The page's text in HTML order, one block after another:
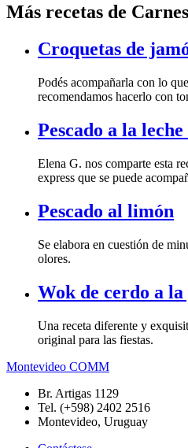
Más recetas de Carnes
Croquetas de
Podés acompañarla con lo
recomendamos hacerlo con
Pescado a la leche
Elena G. nos comparte esta
express que se puede
Pescado al limón
Se elabora en cuestión de
olores.
Wok de cerdo a
Una receta diferente y
original para las fiestas.
Montevideo COMM
Br. Artigas 1129
Tel. (+598) 2402 2516
Montevideo, Uruguay